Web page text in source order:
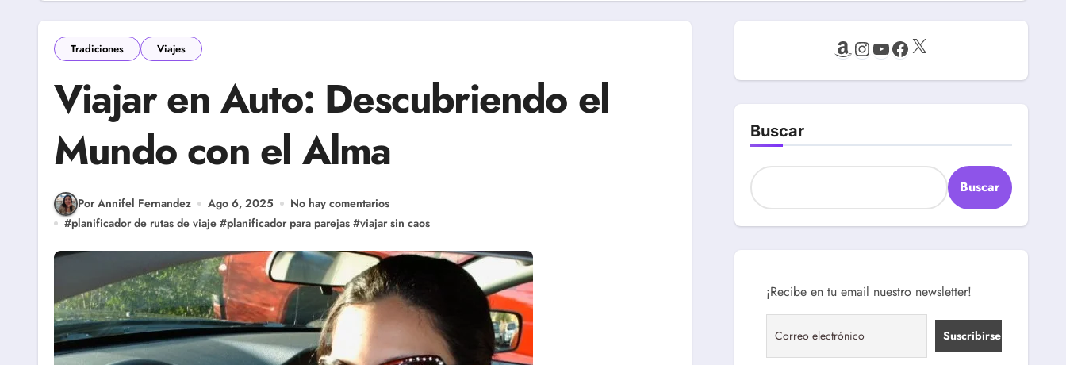
Tradiciones Viajes
Viajar en Auto: Descubriendo el
Mundo con el Alma
Por Annifel Fernandez Ago 6, 2025
No hay comentarios
#planificador de rutas de viaje #planificador para parejas #viajar sin caos
Amazon Instagram YouTube Facebook X
Buscar
Buscar
¡Recibe en tu email nuestro newsletter!